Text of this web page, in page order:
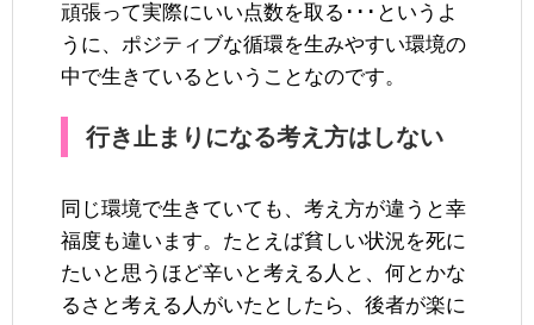
頑張って実際にいい点数を取る･･･というよ
うに、ポジティブな循環を生みやすい環境の
中で生きているということなのです。
行き止まりになる考え方はしない
同じ環境で生きていても、考え方が違うと幸
福度も違います。たとえば貧しい状況を死に
たいと思うほど辛いと考える人と、何とかな
るさと考える人がいたとしたら、後者が楽に